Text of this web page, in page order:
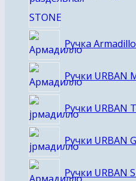
Ручка
Ручки URBAN
Ручки URBAN
Ручки URBAN
Ручки URBAN